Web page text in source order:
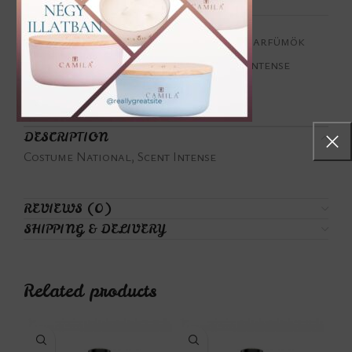
Categories:Fás illatjegyek
Férfi parfümök
Tags:
Costume National, Scent Intense
Share:
DESCRIPTION
Costume National, Scent Intense
REVIEWS (0)
SHIPPING & DELIVERY
Related products